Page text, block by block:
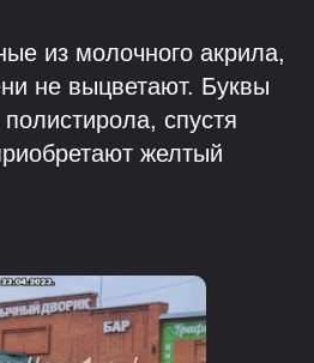
из молочного акрила,
не выцветают. Буквы
спустя
желтый